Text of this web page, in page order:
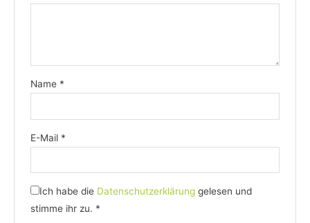
Name *
E-Mail *
Ich habe die Datenschutzerklärunggelesen und
stimme ihr zu. *